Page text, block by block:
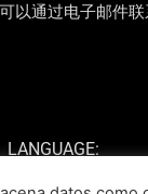
以通过电子邮件联
LANGUAGE: